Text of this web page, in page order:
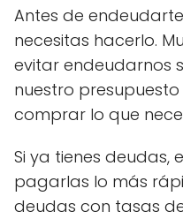
Antes de
necesitas hacerlo.
evitar endeudarnos
nuestro
comprar lo que
Si ya tienes deudas,
pagarlas lo más
deudas con tasas